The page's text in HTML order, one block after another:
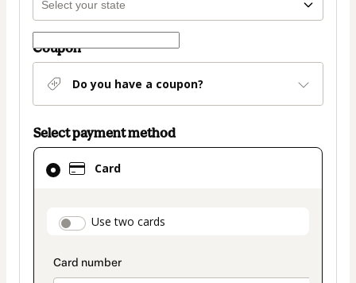
Coupon
Do you have a coupon?
Select payment method
Card
payment_data.section_title_v2
Use two cards
Card
selected
method